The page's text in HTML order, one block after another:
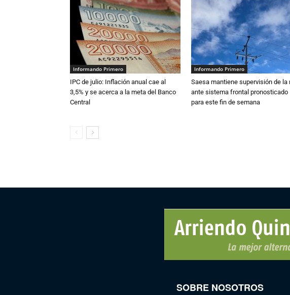
Informando Primero
IPC de julio: Inflación anual cae al
3,5% y se acerca a la meta del Banco
Central
Informando Primero
Saesa mantiene supervisión de la
ante sistema frontal pronosticado
para este fin de semana
SOBRE NOSOTROS